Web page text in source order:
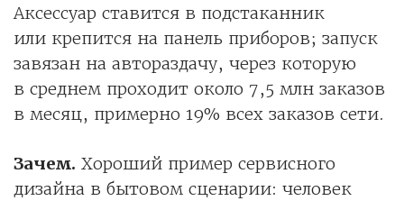
Аксессуар ставится в подстаканник
или крепится на панель приборов; запуск
завязан на автораздачу, через которую
в среднем проходит около 7,5 млн заказов
в месяц, примерно 19% всех заказов сети.
Зачем. Хороший пример сервисного
дизайна в бытовом сценарии: человек